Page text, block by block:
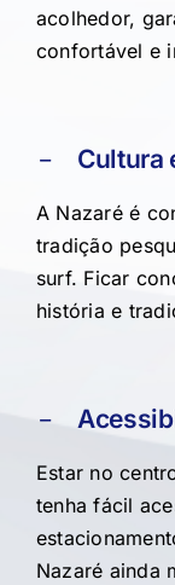
acolhedor,
confortável e
Cultura
A Nazaré é
tradição
surf. Ficar
história e
Estar no
tenha fácil
Nazaré ainda